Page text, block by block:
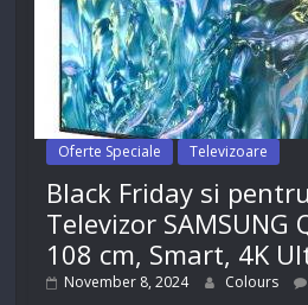
Oferte Speciale Televizoare
Black Friday si
Televizor SAMSUNG
108 cm, Smart, 4K
November 8, 2024 Colours